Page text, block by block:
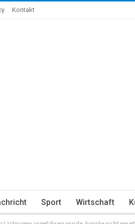
Kontakt
Sport Wirtschaft